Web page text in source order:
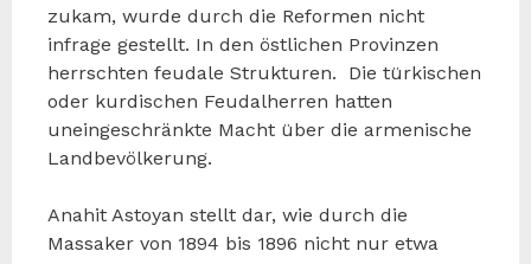
zukam, wurde durch die Reformen nicht
infrage gestellt. In den östlichen Provinzen
herrschten feudale Strukturen. Die türkischen
oder kurdischen Feudalherren hatten
uneingeschränkte Macht über die armenische
Landbevölkerung.
Anahit Astoyan stellt dar, wie durch die
Massaker von 1894 bis 1896 nicht nur etwa